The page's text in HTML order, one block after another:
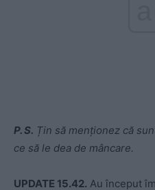
P. S. Țin să menționez că
ce să le dea de mâncare.
UPDATE 15.42. Au început